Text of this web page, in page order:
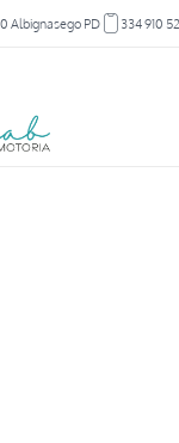
Albignasego PD 334 910